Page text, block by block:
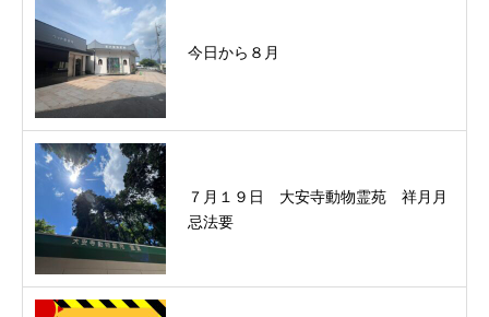
今日から８月
７月１９日 大安寺動物霊苑 祥月月
忌法要